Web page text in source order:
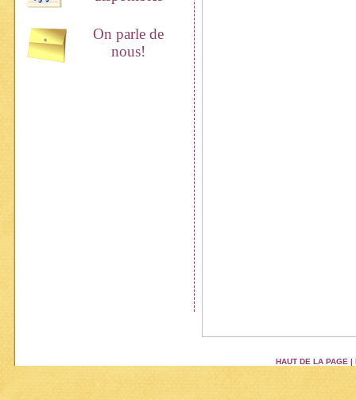
On parle de
nous!
HAUT DE LA PAGE |